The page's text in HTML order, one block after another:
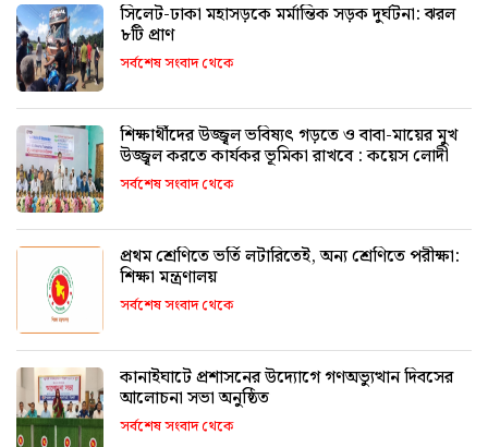
সিলেট-ঢাকা মহাসড়কে মর্মান্তিক সড়ক দুর্ঘটনা: ঝরল
৮টি প্রাণ
সর্বশেষ সংবাদ থেকে
শিক্ষার্থীদের উজ্জ্বল ভবিষ্যৎ গড়তে ও বাবা-মায়ের মুখ
উজ্জ্বল করতে কার্যকর ভূমিকা রাখবে : কয়েস লোদী
সর্বশেষ সংবাদ থেকে
প্রথম শ্রেণিতে ভর্তি লটারিতেই, অন্য শ্রেণিতে পরীক্ষা:
শিক্ষা মন্ত্রণালয়
সর্বশেষ সংবাদ থেকে
কানাইঘাটে প্রশাসনের উদ্যোগে গণঅভ্যুত্থান দিবসের
আলোচনা সভা অনুষ্ঠিত
সর্বশেষ সংবাদ থেকে